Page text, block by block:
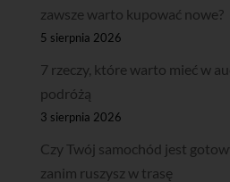
zawsze warto kupować nowe?
5 sierpnia 2026
7 rzeczy, które warto mieć w
podróżą
3 sierpnia 2026
Czy Twój samochód jest
zanim ruszysz w trasę